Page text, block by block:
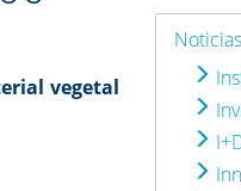
vegetal
Noticias